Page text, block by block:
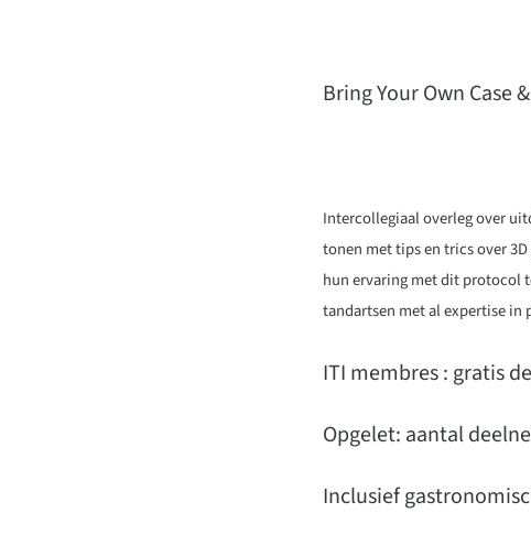
Bring Your Own Case
Intercollegiaal overleg over
tonen met tips en trics over
hun ervaring met dit protocol
tandartsen met al expertise
ITI membres : gratis
Opgelet: aantal
Inclusief